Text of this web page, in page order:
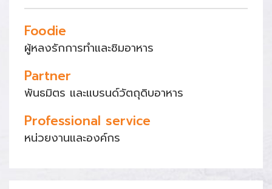
Foodie
ผู้หลงรักการทำและชิมอาหาร
Partner
พันธมิตร และแบรนด์วัตถุดิบอาหาร
Professional service
หน่วยงานและองค์กร